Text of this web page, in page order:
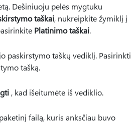
Dešiniuoju pelės mygtuku
taškai, nukreipkite žymiklį į
Platinimo taškai.
paskirstymo taškų vediklį. Pasirinkti
tašką.
, kad išeitumėte iš vediklio.
failą, kuris anksčiau buvo